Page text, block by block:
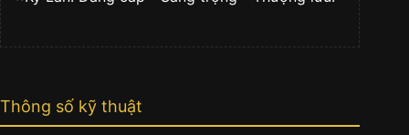
Thông số kỹ thuật